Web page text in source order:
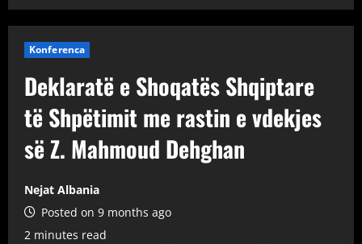
Konferenca
Deklaratë e Shoqatës Shqiptare
të Shpëtimit me rastin e vdekjes
së Z. Mahmoud Dehghan
Nejat Albania
Posted on 9 months ago
2 minutes read